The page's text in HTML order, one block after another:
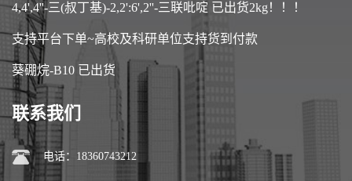
4,4',4''-三(叔丁基)-2,2':6',2''-三联吡啶 已出货2kg！！！
支持平台下单~高校及科研单位支持货到付款
葵硼烷-B10 已出货
联系我们
电话：18360743212